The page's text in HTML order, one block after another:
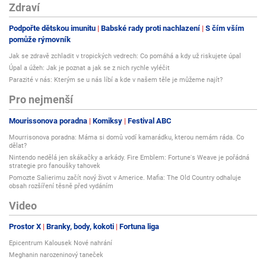
Zdraví
Podpořte dětskou imunitu Babské rady proti nachlazení S čím vším
pomůže rýmovník
Jak se zdravě zchladit v tropických vedrech: Co pomáhá a kdy už riskujete úpal
Úpal a úžeh: Jak je poznat a jak se z nich rychle vyléčit
Parazité v nás: Kterým se u nás líbí a kde v našem těle je můžeme najít?
Pro nejmenší
Mourissonova poradna Komiksy Festival ABC
Mourrisonova poradna: Máma si domů vodí kamarádku, kterou nemám ráda. Co
dělat?
Nintendo nedělá jen skákačky a arkády. Fire Emblem: Fortune's Weave je pořádná
strategie pro fanoušky tahovek
Pomozte Salierimu začít nový život v Americe. Mafia: The Old Country odhaluje
obsah rozšíření těsně před vydáním
Video
Prostor X Branky, body, kokoti Fortuna liga
Epicentrum Kalousek Nové nahrání
Meghanin narozeninový taneček